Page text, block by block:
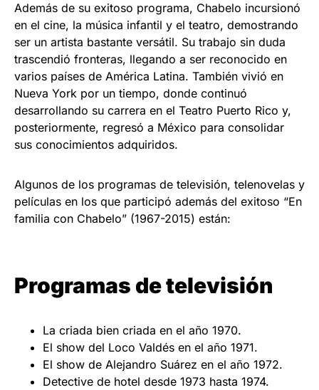
Además de su exitoso programa, Chabelo incursionó
en el cine, la música infantil y el teatro, demostrando
ser un artista bastante versátil. Su trabajo sin duda
trascendió fronteras, llegando a ser reconocido en
varios países de América Latina. También vivió en
Nueva York por un tiempo, donde continuó
desarrollando su carrera en el Teatro Puerto Rico y,
posteriormente, regresó a México para consolidar
sus conocimientos adquiridos.
Algunos de los programas de televisión, telenovelas y
películas en los que participó además del exitoso “En
familia con Chabelo” (1967-2015) están:
Programas de televisión
La criada bien criada en el año 1970.
El show del Loco Valdés en el año 1971.
El show de Alejandro Suárez en el año 1972.
Detective de hotel desde 1973 hasta 1974.